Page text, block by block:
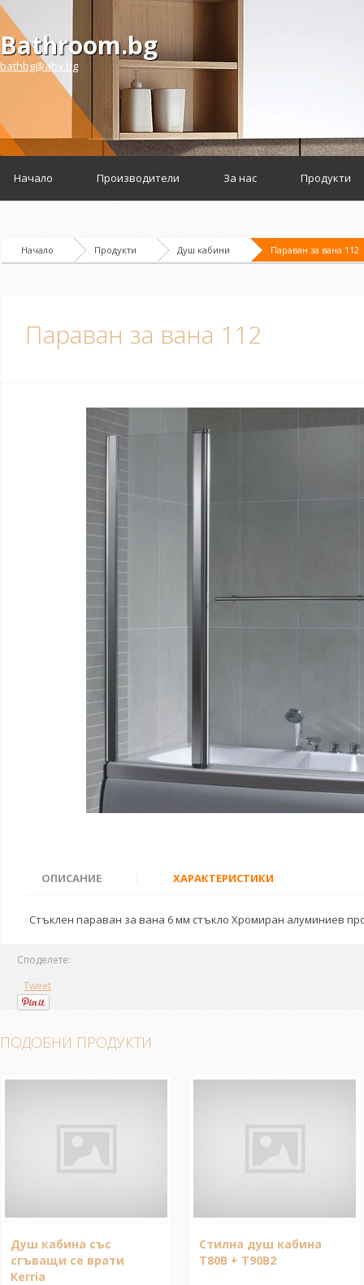
Bathroom.bg
bathbg@abv.bg
Начало Производители За нас Продукти
Начало Продукти Душ кабини Параван за вана 112
Параван за вана 112
ОПИСАНИЕ ХАРАКТЕРИСТИКИ
Стъклен параван за вана 6 мм стъкло Хромиран алуминиев
Споделете:
Tweet
ПОДОБНИ ПРОДУКТИ
Душ кабина със
сгъващи се врати
Kerria
Стилна душ кабина
T80B + T90B2